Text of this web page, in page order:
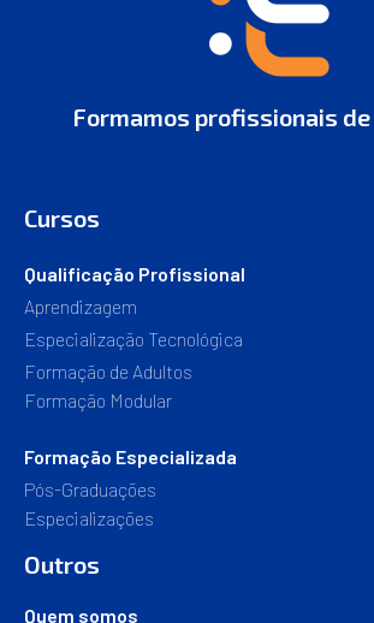
Formamos profissionais de
Cursos
Qualificação Profissional
Aprendizagem
Especialização Tecnológica
Formação de Adultos
Formação Modular
Formação Especializada
Pós-Graduações
Especializações
Outros
Quem somos